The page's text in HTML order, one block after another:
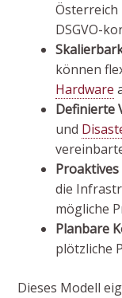
Österreich
DSGVO-
können
Hardware
Definierte
und
Proaktives
die
mögliche
Planbare
plötzliche
Dieses Modell